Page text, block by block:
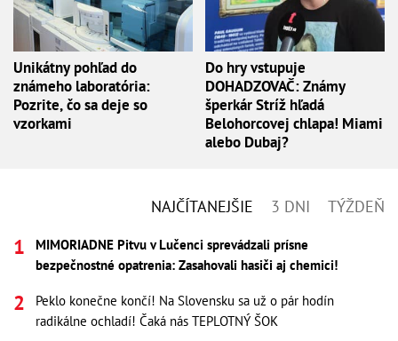
Unikátny pohľad do
známeho laboratória:
Pozrite, čo sa deje so
vzorkami
Do hry vstupuje
DOHADZOVAČ: Známy
šperkár Stríž hľadá
Belohorcovej chlapa! Miami
alebo Dubaj?
NAJČÍTANEJŠIE 3 DNI TÝŽDEŇ
MIMORIADNE Pitvu v Lučenci sprevádzali prísne
bezpečnostné opatrenia: Zasahovali hasiči aj chemici!
Peklo konečne končí! Na Slovensku sa už o pár hodín
radikálne ochladí! Čaká nás TEPLOTNÝ ŠOK